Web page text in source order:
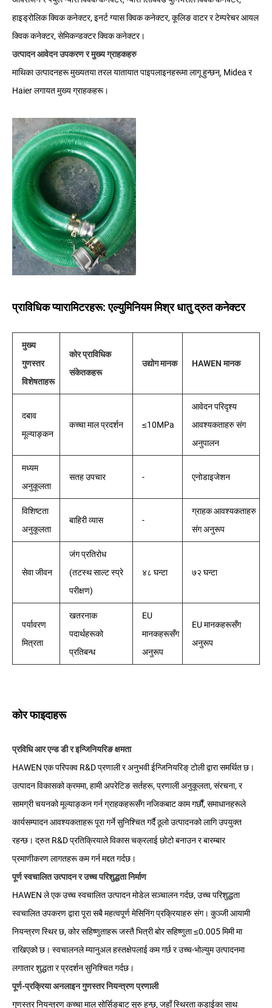
हाइड्रोलिक क्विक कनेक्टर, इनर्ट ग्यास क्विक कनेक्टर, कूलिङ वाटर र टेम्परेचर आयल
क्विक कनेक्टर, सेमिकन्डक्टर क्विक कनेक्टर।
उत्पादन आवेदन उपकरण र मुख्य ग्राहकहरु
माथिका उत्पादनहरू मुख्यतया तरल यातायात पाइपलाइनहरूमा लागू हुन्छन्, Midea र
Haier लगायत मुख्य ग्राहकहरू।
प्राविधिक प्यारामिटरहरू: एल्युमिनियम मिश्र धातु द्रुत कनेक्टर
मुख्य
गुणस्तर
विशेषताहरू
कोर प्राविधिक
संकेतकहरू
उद्योग मानक HAWEN मानक
दबाव
मूल्याङ्कन
कच्चा माल प्रदर्शन ≤10MPa
आवेदन परिदृश्य
आवश्यकताहरु संग
अनुपालन
मध्यम
अनुकूलता
सतह उपचार - एनोडाइजेशन
विशिष्टता
अनुकूलता
बाहिरी व्यास -
ग्राहक आवश्यकताहरु
संग अनुरूप
सेवा जीवन
जंग प्रतिरोध
(तटस्थ साल्ट स्प्रे
परीक्षण)
४८ घन्टा ७२ घन्टा
पर्यावरण
मित्रता
खतरनाक
पदार्थहरूको
प्रतिबन्ध
EU
मानकहरूसँग
अनुरूप
EU मानकहरूसँग
अनुरूप
कोर फाइदाहरू
प्रविधि आर एन्ड डी र इन्जिनियरिङ क्षमता
HAWEN एक परिपक्व R&D प्रणाली र अनुभवी ईन्जिनियरिङ् टोली द्वारा समर्थित छ।
उत्पादन विकासको क्रममा, हामी अपरेटिङ सर्तहरू, प्रणाली अनुकूलता, संरचना, र
सामग्री चयनको मूल्याङ्कन गर्न ग्राहकहरूसँग नजिकबाट काम गर्छौं, समाधानहरूले
कार्यसम्पादन आवश्यकताहरू पूरा गर्ने सुनिश्चित गर्दै ठूलो उत्पादनको लागि उपयुक्त
रहन्छ। द्रुत R&D प्रतिक्रियाले विकास चक्रलाई छोटो बनाउन र बारम्बार
प्रमाणीकरण लागतहरू कम गर्न मद्दत गर्दछ।
पूर्ण स्वचालित उत्पादन र उच्च परिशुद्धता निर्माण
HAWEN ले एक उच्च स्वचालित उत्पादन मोडेल सञ्चालन गर्दछ, उच्च परिशुद्धता
स्वचालित उपकरण द्वारा पूरा सबै महत्वपूर्ण मेसिनिंग प्रक्रियाहरु संग। कुञ्जी आयामी
नियन्त्रण स्थिर छ, कोर सहिष्णुताहरू जस्तै भित्री बोर सहिष्णुता ≤0.005 मिमी मा
राखिएको छ। स्वचालनले म्यानुअल हस्तक्षेपलाई कम गर्छ र उच्च-भोल्युम उत्पादनमा
लगातार शुद्धता र प्रदर्शन सुनिश्चित गर्दछ।
पूर्ण-प्रक्रिया अनलाइन गुणस्तर नियन्त्रण प्रणाली
गुणस्तर नियन्त्रण कच्चा माल सोर्सिङबाट सुरु हुन्छ, जहाँ स्थिरता कडाईका साथ